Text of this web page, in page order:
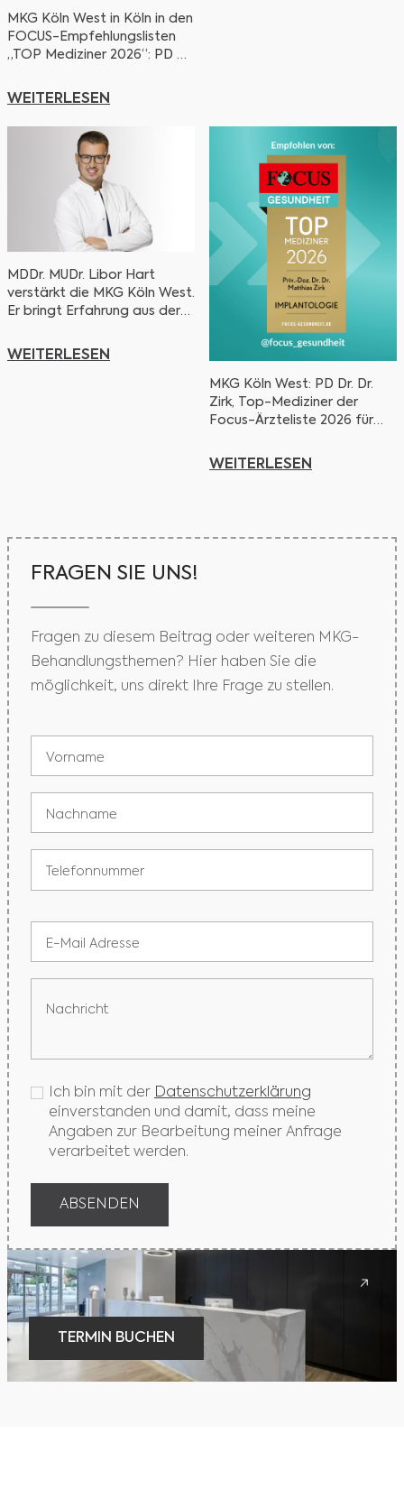
MKG Köln West in Köln in den
FOCUS-Empfehlungslisten
„TOP Mediziner 2026“: PD Dr.
Implantologie, MKG,
Parodontologie, ästhetische
Gesichtsbehandlungen) und
Dr. Dr. Johannes Scholz (u. a.
Implantologie, MKG,
Oralchirurgie,
Parodontologie). Insgesamt
12 Nennungen in Kategorien.
WEITERLESEN
MDDr. MUDr. Libor Hart
verstärkt die MKG Köln West.
Er bringt Erfahrung aus der
und setzt klare
Schwerpunkte in
WEITERLESEN
MKG Köln West: PD Dr. Dr.
Zirk, Top-Mediziner der
Focus-Ärzteliste 2026 für
Facelift in Köln. Mund-
WEITERLESEN
FRAGEN SIE UNS!
Fragen zu diesem Beitrag oder weiteren MKG-
Behandlungsthemen? Hier haben Sie die
möglichkeit, uns direkt Ihre Frage zu stellen.
Ich bin mit der Datenschutzerklärung
einverstanden und damit, dass meine
Angaben zur Bearbeitung meiner Anfrage
verarbeitet werden.
TERMIN BUCHEN
TERMIN BUCHEN